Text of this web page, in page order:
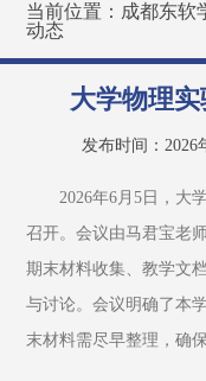
当前位置： 成都东软
动态
大学物理
发布时间：2026
2026年6月5日，大
召开。会议由马君宝老
期末材料收集、教学文
与讨论。会议明确了本
末材料需尽早整理，确